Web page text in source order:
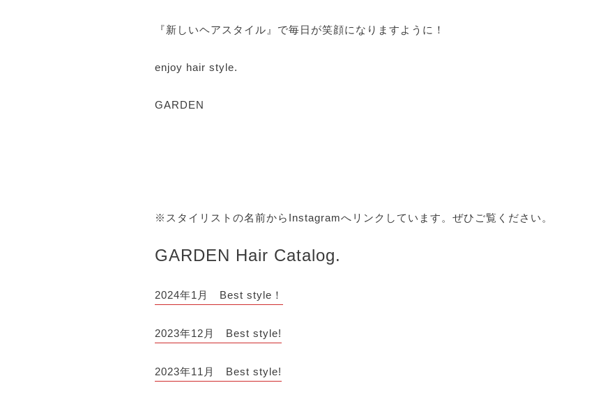
『新しいヘアスタイル』で毎日が笑顔になりますように！
enjoy hair style.
GARDEN
※スタイリストの名前からInstagramへリンクしています。ぜひご覧ください。
GARDEN Hair Catalog.
2024年1月 Best style！
2023年12月 Best style!
2023年11月 Best style!